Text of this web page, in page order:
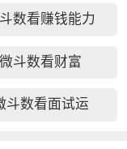
数看赚钱能力
斗数看财富
斗数看面试运